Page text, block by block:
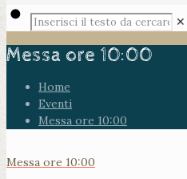
✕
Messa ore 10:00
Home
Eventi
Messa ore 10:00
Messa ore 10:00